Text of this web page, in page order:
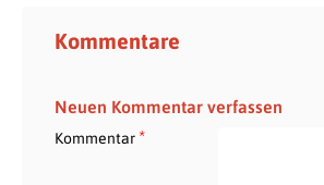
Kommentare
Neuen Kommentar verfassen
Kommentar*